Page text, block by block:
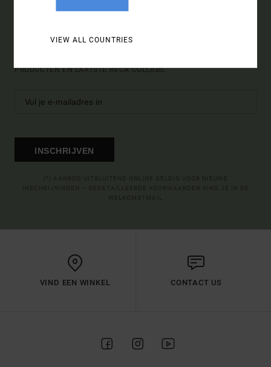
15% KORTING OP JE
EERSTE BESTELLING*
PRODUCTEN EN LAATSTE RVCA COLLABS.
INSCHRIJVEN
VIND EEN WINKEL CONTACT US
VIEW ALL COUNTRIES